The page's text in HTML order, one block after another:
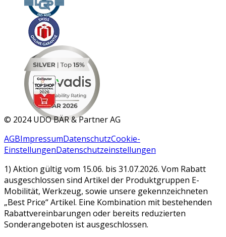
MAR 2026
© 2024 UDO BÄR & Partner AG
AGBImpressumDatenschutzCookie-
EinstellungenDatenschutzeinstellungen
1) Aktion gültig vom 15.06. bis 31.07.2026. Vom Rabatt
ausgeschlossen sind Artikel der Produktgruppen E-
Mobilität, Werkzeug, sowie unsere gekennzeichneten
„Best Price“ Artikel. Eine Kombination mit bestehenden
Rabattvereinbarungen oder bereits reduzierten
Sonderangeboten ist ausgeschlossen.